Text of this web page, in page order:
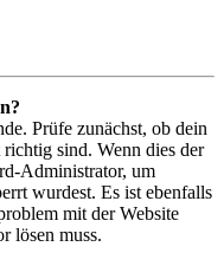
Prüfe zunächst, ob dein
sind. Wenn dies der
Administrator, um
wurdest. Es ist ebenfalls
mit der Website
lösen muss.